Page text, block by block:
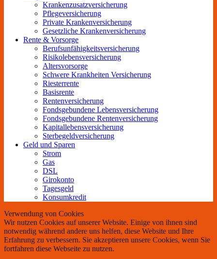
Krankenzusatzversicherung
Pflegeversicherung
Private Krankenversicherung
Gesetzliche Krankenversicherung
Rente & Vorsorge
Berufs­unfähigkeitsversicherung
Risikolebensversicherung
Altersvorsorge
Schwere Krankheiten Versicherung
Riesterrente
Basisrente
Rentenversicherung
Fondsgebundene Lebensversicherung
Fondsgebundene Rentenversicherung
Kapitallebensversicherung
Sterbegeldversicherung
Geld und Sparen
Strom
Gas
DSL
Girokonto
Tagesgeld
Konsumkredit
Verwendung von Cookies
Wir nutzen Cookies auf unserer Website. Einige von ihnen sind
notwendig während andere uns helfen, diese Website und Ihre
Erfahrung zu verbessern. Sie akzeptieren unsere Cookies, wenn Sie
fortfahren diese Webseite zu nutzen.